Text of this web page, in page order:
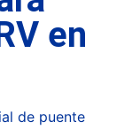
en
de puente